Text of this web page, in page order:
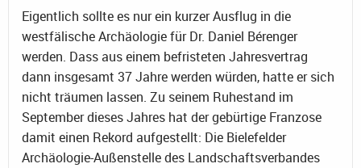
Eigentlich sollte es nur ein kurzer Ausflug in die
westfälische Archäologie für Dr. Daniel Bérenger
werden. Dass aus einem befristeten Jahresvertrag
dann insgesamt 37 Jahre werden würden, hatte er sich
nicht träumen lassen. Zu seinem Ruhestand im
September dieses Jahres hat der gebürtige Franzose
damit einen Rekord aufgestellt: Die Bielefelder
Archäologie-Außenstelle des Landschaftsverbandes